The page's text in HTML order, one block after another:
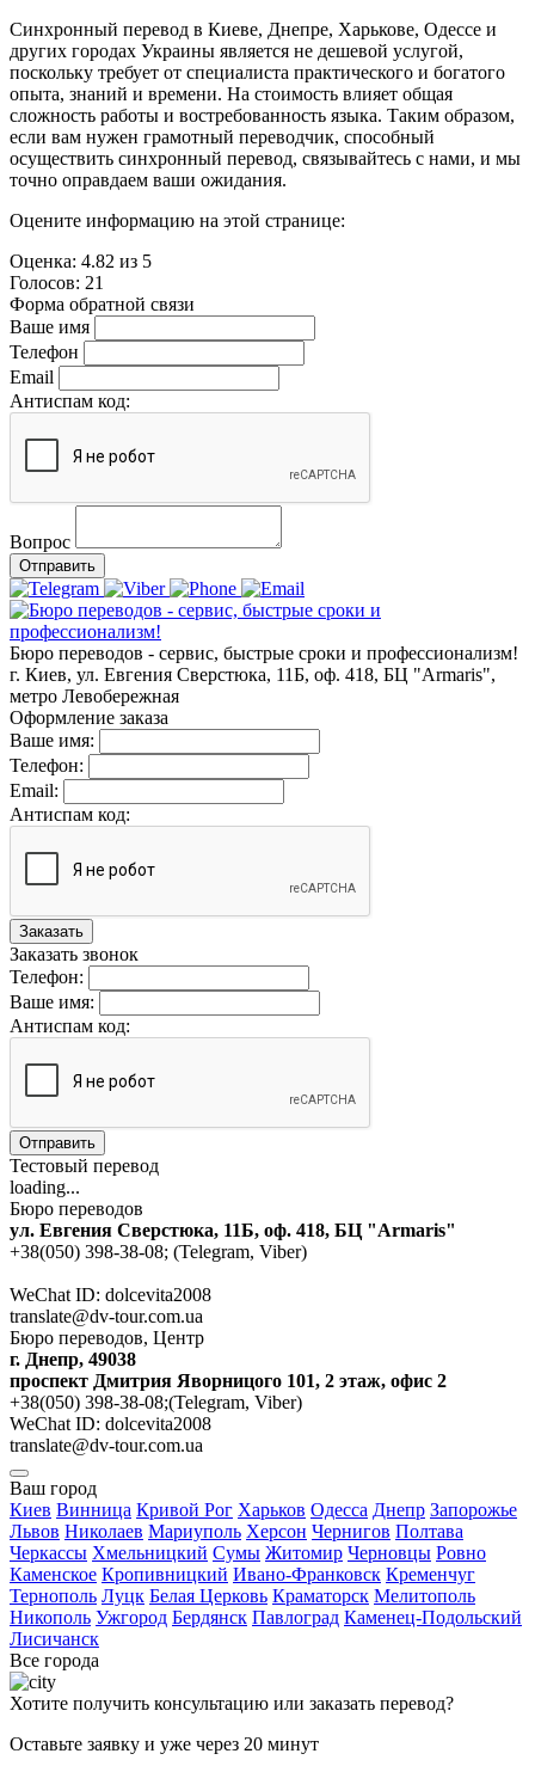
Синхронный перевод в Киеве, Днепре, Харькове, Одессе и
других городах Украины является не дешевой услугой,
поскольку требует от специалиста практического и богатого
опыта, знаний и времени. На стоимость влияет общая
сложность работы и востребованность языка. Таким образом,
если вам нужен грамотный переводчик, способный
осуществить синхронный перевод, связывайтесь с нами, и мы
точно оправдаем ваши ожидания.
Оцените информацию на этой странице:
Оценка: 4.82 из 5
Голосов: 21
Форма обратной связи
Ваше имя
Телефон
Email
Антиспам код:
Вопрос
Отправить
Бюро переводов - сервис, быстрые сроки и профессионализм!
г. Киев, ул. Евгения Сверстюка, 11Б, оф. 418, БЦ "Armaris",
метро Левобережная
Оформление заказа
Ваше имя:
Телефон:
Email:
Антиспам код:
Заказать
Заказать звонок
Телефон:
Ваше имя:
Антиспам код:
Отправить
Тестовый перевод
loading...
Бюро переводов
ул. Евгения Сверстюка, 11Б, оф. 418, БЦ "Armaris"
+38(050) 398-38-08; (Telegram, Viber)
WeChat ID: dolcevita2008
translate@dv-tour.com.ua
Бюро переводов, Центр
г. Днепр, 49038
проспект Дмитрия Яворницого 101, 2 этаж, офис 2
+38(050) 398-38-08;(Telegram, Viber)
WeChat ID: dolcevita2008
translate@dv-tour.com.ua
Ваш город
Киев Винница Кривой Рог Харьков Одесса Днепр Запорожье
Львов Николаев Мариуполь Херсон Чернигов Полтава
Черкассы Хмельницкий Сумы Житомир Черновцы Ровно
Каменское Кропивницкий Ивано-Франковск Кременчуг
Тернополь Луцк Белая Церковь Краматорск Мелитополь
Никополь Ужгород Бердянск Павлоград Каменец-Подольский
Лисичанск
Все города
Хотите получить консультацию или заказать перевод?
Оставьте заявку и уже через 20 минут